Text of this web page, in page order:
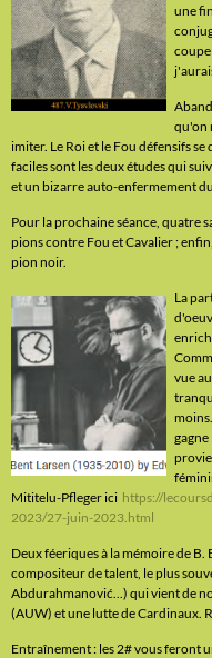
une
coupe
qu'on
imiter. Le Roi et le Fou défensifs
faciles sont les deux études qui
et un bizarre auto-enfermement
Pour la prochaine séance, quatre
pions contre Fou et Cavalier ;
pion noir.
La
vue
Mititelu-Pfleger ici https://
2023/27-juin-2023.html
Deux féeriques à la mémoire de
compositeur de talent, le plus
Abdurahmanović...) qui vient de
(AUW) et une lutte de Cardinaux.
Entraînement : les 2# vous feront